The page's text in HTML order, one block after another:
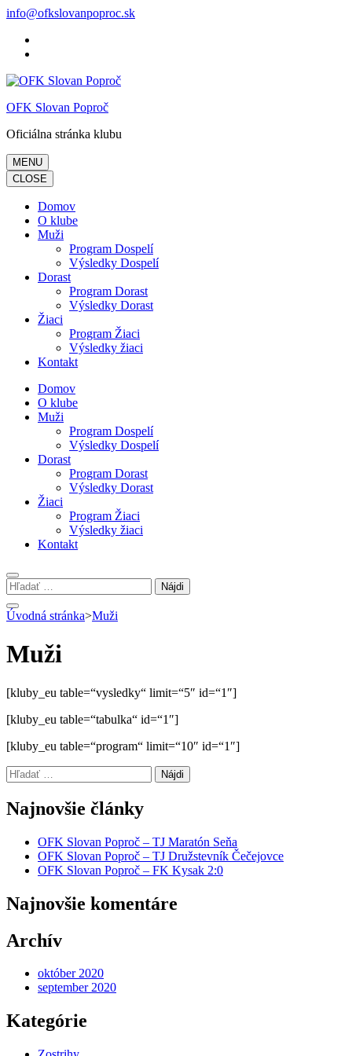
Skočiť
obsah
(stlačte
info@ofkslovanpoproc.sk
OFK Slovan Poproč
Oficiálna stránka klubu
MENU
CLOSE
Domov
O klube
Muži
Program Dospelí
Výsledky Dospelí
Dorast
Program Dorast
Výsledky Dorast
Žiaci
Program Žiaci
Výsledky žiaci
Kontakt
Domov
O klube
Muži
Program Dospelí
Výsledky Dospelí
Dorast
Program Dorast
Výsledky Dorast
Žiaci
Program Žiaci
Výsledky žiaci
Kontakt
Hľadať:
Úvodná stránka>Muži
Muži
[kluby_eu table=“vysledky“ limit=“5″ id=“1″]
[kluby_eu table=“tabulka“ id=“1″]
[kluby_eu table=“program“ limit=“10″ id=“1″]
Hľadať:
Najnovšie články
OFK Slovan Poproč – TJ Maratón Seňa
OFK Slovan Poproč – TJ Družstevník Čečejovce
OFK Slovan Poproč – FK Kysak 2:0
Najnovšie komentáre
Archív
október 2020
september 2020
Kategórie